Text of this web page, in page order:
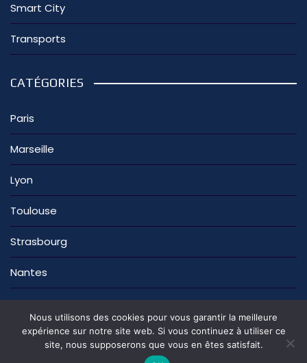
Smart City
Transports
CATÉGORIES
Paris
Marseille
Lyon
Toulouse
Strasbourg
Nantes
La rédaction Nous contacter
Mentions légales
Nous utilisons des cookies pour vous garantir la meilleure
expérience sur notre site web. Si vous continuez à utiliser ce
site, nous supposerons que vous en êtes satisfait.